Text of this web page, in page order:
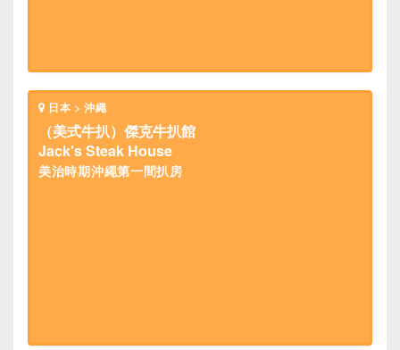
日本 > 沖繩
（美式牛扒）傑克牛扒館
Jack's Steak House
美治時期沖繩第一間扒房